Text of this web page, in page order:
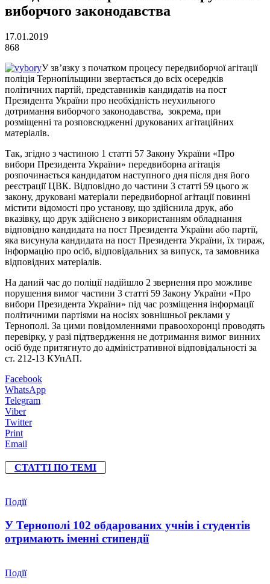
виборчого законодавства
17.01.2019
868
У зв’язку з початком процесу передвиборчої агітації
поліція Тернопільщини звертається до всіх осередків
політичних партій, представників кандидатів на пост
Президента України про необхідність неухильного
дотримання виборчого законодавства, зокрема, при
розміщенні та розповсюдженні друкованих агітаційних
матеріалів.
Так, згідно з частиною 1 статті 57 Закону України «Про
вибори Президента України» передвиборна агітація
розпочинається кандидатом наступного дня після дня його
реєстрації ЦВК. Відповідно до частини 3 статті 59 цього ж
закону, друковані матеріали передвиборної агітації повинні
містити відомості про установу, що здійснила друк, або
вказівку, що друк здійснено з використанням обладнання
відповідно кандидата на пост Президента України або партії,
яка висунула кандидата на пост Президента України, їх тираж,
інформацію про осіб, відповідальних за випуск, та замовника
відповідних матеріалів.
На даний час до поліції надійшло 2 звернення про можливе
порушення вимог частини 3 статті 59 Закону України «Про
вибори Президента України» під час розміщення інформації
політичними партіями на носіях зовнішньої реклами у
Тернополі. За цими повідомленнями правоохоронці проводять
перевірку, у разі підтвердження не дотримання вимог винних
осіб буде притягнуто до адміністративної відповідальності за
ст. 212-13 КУпАП.
Facebook
WhatsApp
Telegram
Viber
Twitter
Print
Email
СТАТТІ ПО ТЕМІ
Події
У Тернополі 102 обдарованих учнів і студентів
отримають іменні стипендії
Події